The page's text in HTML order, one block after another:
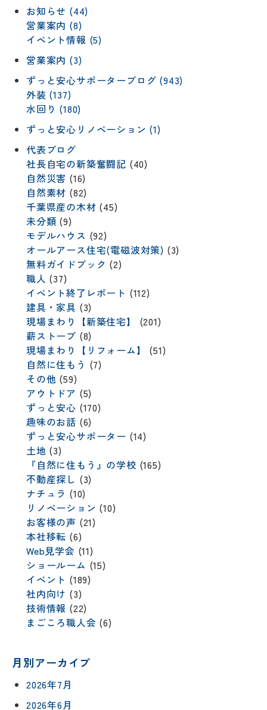
お知らせ (44)
営業案内 (8)
イベント情報 (5)
営業案内 (3)
ずっと安心サポーターブログ (943)
外装 (137)
水回り (180)
ずっと安心リノベーション (1)
代表ブログ
社長自宅の新築奮闘記 (40)
自然災害 (16)
自然素材 (82)
千葉県産の木材 (45)
未分類 (9)
モデルハウス (92)
オールアース住宅(電磁波対策) (3)
無料ガイドブック (2)
職人 (37)
イベント終了レポート (112)
建具・家具 (3)
現場まわり【新築住宅】
(201)
薪ストーブ (8)
現場まわり【リフォーム】
(51)
自然に住もう (7)
その他 (59)
アウトドア (5)
ずっと安心 (170)
趣味のお話 (6)
ずっと安心サポーター (14)
土地 (3)
『自然に住もう』の学校 (165)
不動産探し (3)
ナチュラ (10)
リノベーション (10)
お客様の声 (21)
本社移転 (6)
Web見学会 (11)
ショールーム (15)
イベント (189)
社内向け (3)
技術情報 (22)
まごころ職人会 (6)
月別アーカイブ
2026年7月
2026年6月